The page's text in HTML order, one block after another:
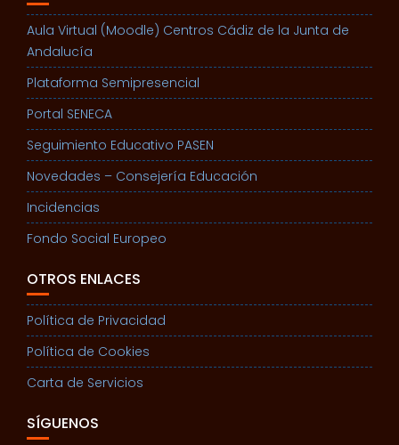
Aula Virtual (Moodle) Centros Cádiz de la Junta de
Andalucía
Plataforma Semipresencial
Portal SENECA
Seguimiento Educativo PASEN
Novedades – Consejería Educación
Incidencias
Fondo Social Europeo
OTROS ENLACES
Política de Privacidad
Política de Cookies
Carta de Servicios
SÍGUENOS